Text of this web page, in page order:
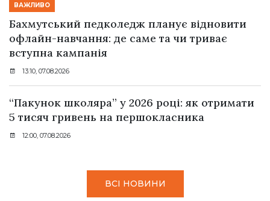
ВАЖЛИВО
Бахмутський педколедж планує відновити
офлайн-навчання: де саме та чи триває
вступна кампанія
13:10, 07.08.2026
“Пакунок школяра” у 2026 році: як отримати
5 тисяч гривень на першокласника
12:00, 07.08.2026
ВСІ НОВИНИ